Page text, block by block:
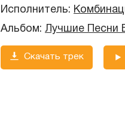
Исполнитель:
Альбом: Лучшие Песни
Скачать трек